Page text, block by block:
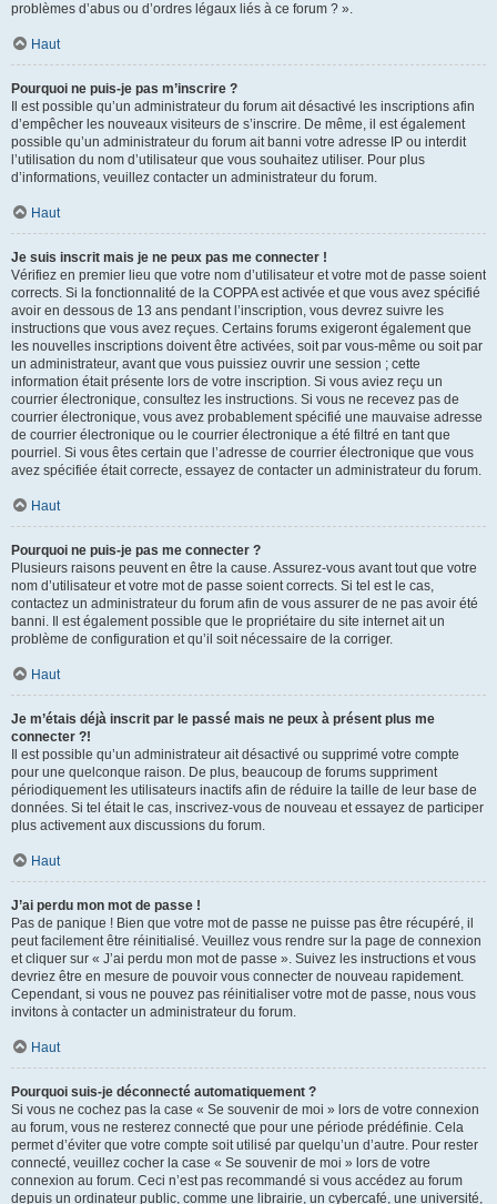
problèmes d’abus ou d’ordres légaux liés à ce forum ? ».
Haut
Pourquoi ne puis-je pas m’inscrire ?
Il est possible qu’un administrateur du forum ait désactivé les inscriptions afin
d’empêcher les nouveaux visiteurs de s’inscrire. De même, il est également
possible qu’un administrateur du forum ait banni votre adresse IP ou interdit
l’utilisation du nom d’utilisateur que vous souhaitez utiliser. Pour plus
d’informations, veuillez contacter un administrateur du forum.
Haut
Je suis inscrit mais je ne peux pas me connecter !
Vérifiez en premier lieu que votre nom d’utilisateur et votre mot de passe soient
corrects. Si la fonctionnalité de la COPPA est activée et que vous avez spécifié
avoir en dessous de 13 ans pendant l’inscription, vous devrez suivre les
instructions que vous avez reçues. Certains forums exigeront également que
les nouvelles inscriptions doivent être activées, soit par vous-même ou soit par
un administrateur, avant que vous puissiez ouvrir une session ; cette
information était présente lors de votre inscription. Si vous aviez reçu un
courrier électronique, consultez les instructions. Si vous ne recevez pas de
courrier électronique, vous avez probablement spécifié une mauvaise adresse
de courrier électronique ou le courrier électronique a été filtré en tant que
pourriel. Si vous êtes certain que l’adresse de courrier électronique que vous
avez spécifiée était correcte, essayez de contacter un administrateur du forum.
Haut
Pourquoi ne puis-je pas me connecter ?
Plusieurs raisons peuvent en être la cause. Assurez-vous avant tout que votre
nom d’utilisateur et votre mot de passe soient corrects. Si tel est le cas,
contactez un administrateur du forum afin de vous assurer de ne pas avoir été
banni. Il est également possible que le propriétaire du site internet ait un
problème de configuration et qu’il soit nécessaire de la corriger.
Haut
Je m’étais déjà inscrit par le passé mais ne peux à présent plus me
connecter ?!
Il est possible qu’un administrateur ait désactivé ou supprimé votre compte
pour une quelconque raison. De plus, beaucoup de forums suppriment
périodiquement les utilisateurs inactifs afin de réduire la taille de leur base de
données. Si tel était le cas, inscrivez-vous de nouveau et essayez de participer
plus activement aux discussions du forum.
Haut
J’ai perdu mon mot de passe !
Pas de panique ! Bien que votre mot de passe ne puisse pas être récupéré, il
peut facilement être réinitialisé. Veuillez vous rendre sur la page de connexion
et cliquer sur « J’ai perdu mon mot de passe ». Suivez les instructions et vous
devriez être en mesure de pouvoir vous connecter de nouveau rapidement.
Cependant, si vous ne pouvez pas réinitialiser votre mot de passe, nous vous
invitons à contacter un administrateur du forum.
Haut
Pourquoi suis-je déconnecté automatiquement ?
Si vous ne cochez pas la case « Se souvenir de moi » lors de votre connexion
au forum, vous ne resterez connecté que pour une période prédéfinie. Cela
permet d’éviter que votre compte soit utilisé par quelqu’un d’autre. Pour rester
connecté, veuillez cocher la case « Se souvenir de moi » lors de votre
connexion au forum. Ceci n’est pas recommandé si vous accédez au forum
depuis un ordinateur public, comme une librairie, un cybercafé, une université,